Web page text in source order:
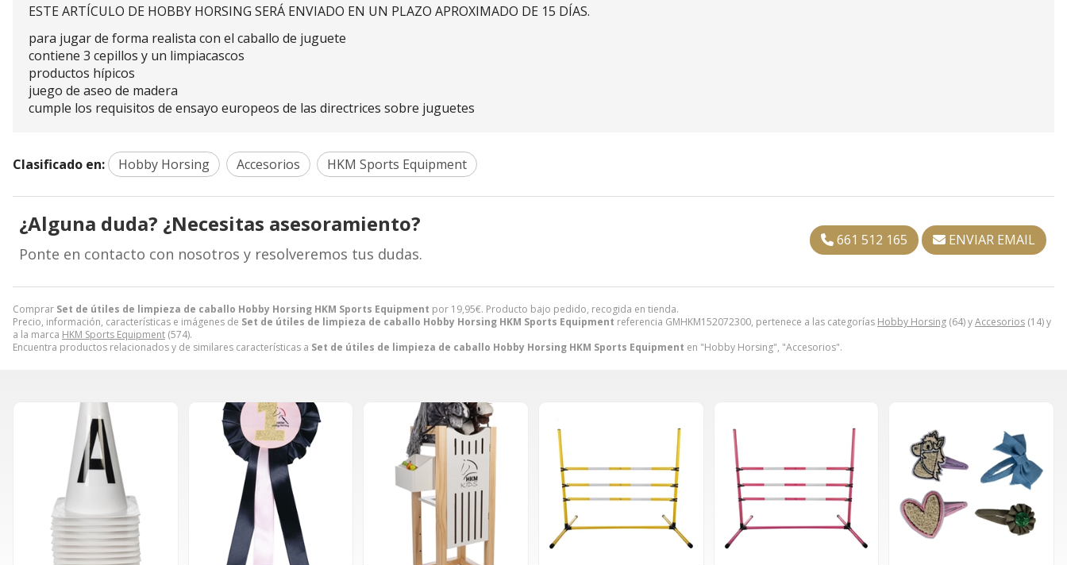
Comprar Set de útiles de limpieza de caballo Hobby Horsing HKM Sports Equipment por 19,95€. Producto bajo pedido, recogida en tienda.
Precio, información, características e imágenes de Set de útiles de limpieza de caballo Hobby Horsing HKM Sports Equipment referencia GMHKM152072300, pertenece a las categorías Hobby Horsing (64) yAccesorios (14) y
a la marca HKM Sports Equipment (574).
Encuentra productos relacionados y de similares características a Set de útiles de limpieza de caballo Hobby Horsing HKM Sports Equipment en "Hobby Horsing", "Accesorios".
ESTE ARTÍCULO DE HOBBY HORSING SERÁ ENVIADO EN UN PLAZO APROXIMADO DE 15 DÍAS.
para jugar de forma realista con el caballo de juguete
contiene 3 cepillos y un limpiacascos
productos hípicos
juego de aseo de madera
cumple los requisitos de ensayo europeos de las directrices sobre juguetes
Clasificado en: Hobby Horsing Accesorios HKM Sports Equipment
¿Alguna duda? ¿Necesitas asesoramiento?
Ponte en contacto con nosotros y resolveremos tus dudas.
661 512 165 ENVIAR EMAIL